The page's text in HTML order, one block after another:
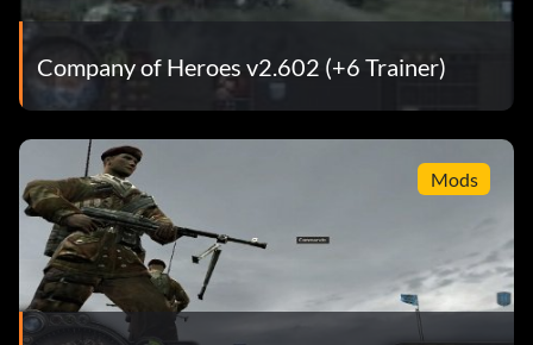
Company of Heroes v2.602 (+6 Trainer)
Mods